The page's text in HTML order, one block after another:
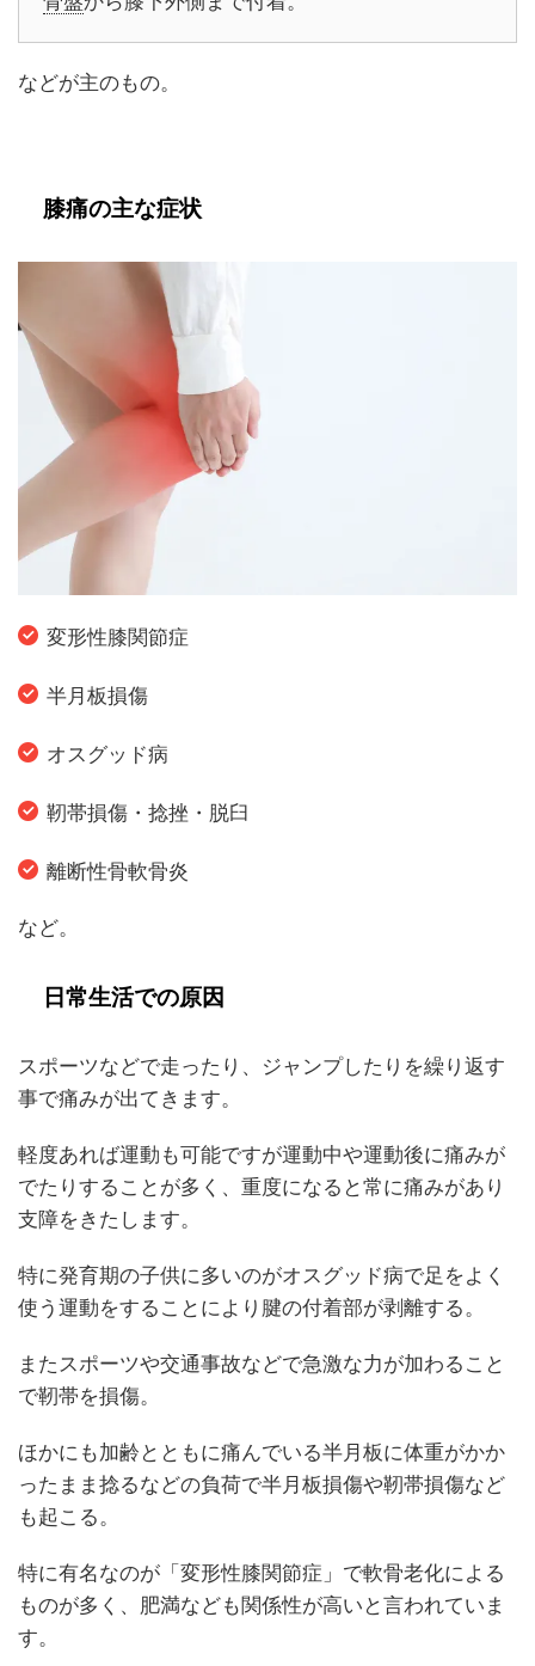
などが主のもの。
膝痛の主な症状
変形性膝関節症
半月板損傷
オスグッド病
靭帯損傷・捻挫・脱臼
離断性骨軟骨炎
など。
日常生活での原因
スポーツなどで走ったり、ジャンプしたりを繰り返す
事で痛みが出てきます。
軽度あれば運動も可能ですが運動中や運動後に痛みが
でたりすることが多く、重度になると常に痛みがあり
支障をきたします。
特に発育期の子供に多いのがオスグッド病で足をよく
使う運動をすることにより腱の付着部が剥離する。
またスポーツや交通事故などで急激な力が加わること
で靭帯を損傷。
ほかにも加齢とともに痛んでいる半月板に体重がかか
ったまま捻るなどの負荷で半月板損傷や靭帯損傷など
も起こる。
特に有名なのが「変形性膝関節症」で軟骨老化による
ものが多く、肥満なども関係性が高いと言われていま
す。